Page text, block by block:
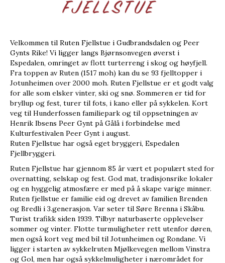
Velkommen til Ruten Fjellstue i Gudbrandsdalen og Peer
Gynts Rike! Vi ligger langs Bjørnsonvegen øverst i
Espedalen, omringet av flott turterreng i skog og høyfjell.
Fra toppen av Ruten (1517 moh) kan du se 93 fjelltopper i
Jotunheimen over 2000 moh. Ruten Fjellstue er et godt valg
for alle som elsker vinter, ski og snø. Sommeren er tid for
bryllup og fest, turer til fots, i kano eller på sykkelen. Kort
veg til Hunderfossen familiepark og til oppsetningen av
Henrik Ibsens Peer Gynt på Gålå i forbindelse med
Kulturfestivalen Peer Gynt i august.
Ruten Fjellstue har også eget bryggeri, Espedalen
Fjellbryggeri.
Ruten Fjellstue har gjennom 85 år vært et populært sted for
overnatting, selskap og fest. God mat, tradisjonsrike lokaler
og en hyggelig atmosfære er med på å skape varige minner.
Ruten fjellstue er familie eid og drevet av familien Brenden
og Bredli i 3.generasjon. Var seter til Søre Brenna i Skåbu.
Turist trafikk siden 1939. Tilbyr naturbaserte opplevelser
sommer og vinter. Flotte turmuligheter rett utenfor døren,
men også kort veg med bil til Jotunheimen og Rondane. Vi
ligger i starten av sykkelruten Mjølkevegen mellom Vinstra
og Gol, men har også sykkelmuligheter i nærområdet for